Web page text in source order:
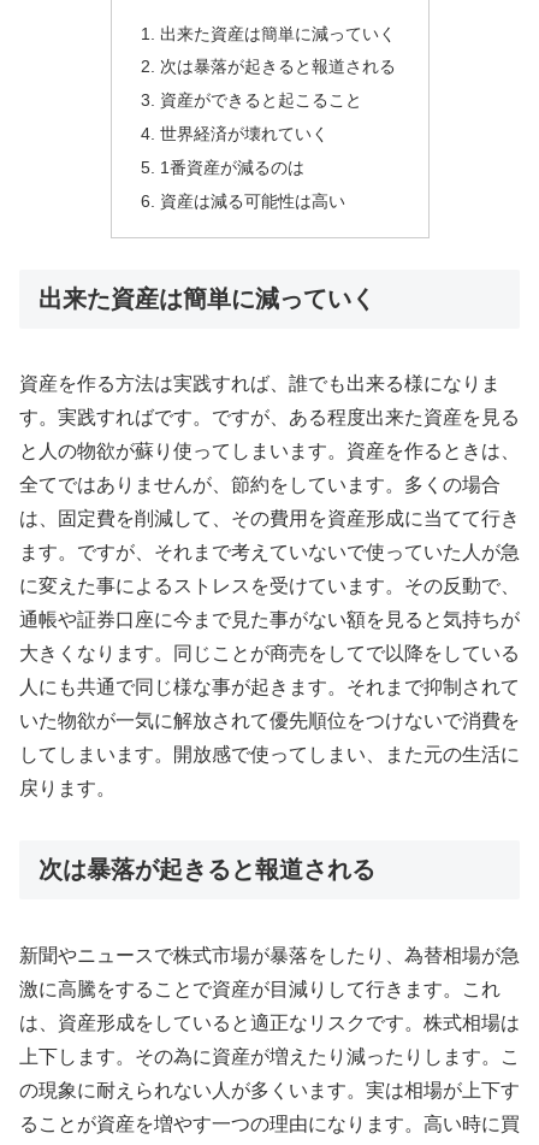
出来た資産は簡単に減っていく
次は暴落が起きると報道される
資産ができると起こること
世界経済が壊れていく
1番資産が減るのは
資産は減る可能性は高い
出来た資産は簡単に減っていく
資産を作る方法は実践すれば、誰でも出来る様になりま
す。実践すればです。ですが、ある程度出来た資産を見る
と人の物欲が蘇り使ってしまいます。資産を作るときは、
全てではありませんが、節約をしています。多くの場合
は、固定費を削減して、その費用を資産形成に当てて行き
ます。ですが、それまで考えていないで使っていた人が急
に変えた事によるストレスを受けています。その反動で、
通帳や証券口座に今まで見た事がない額を見ると気持ちが
大きくなります。同じことが商売をしてで以降をしている
人にも共通で同じ様な事が起きます。それまで抑制されて
いた物欲が一気に解放されて優先順位をつけないで消費を
してしまいます。開放感で使ってしまい、また元の生活に
戻ります。
次は暴落が起きると報道される
新聞やニュースで株式市場が暴落をしたり、為替相場が急
激に高騰をすることで資産が目減りして行きます。これ
は、資産形成をしていると適正なリスクです。株式相場は
上下します。その為に資産が増えたり減ったりします。こ
の現象に耐えられない人が多くいます。実は相場が上下す
ることが資産を増やす一つの理由になります。高い時に買